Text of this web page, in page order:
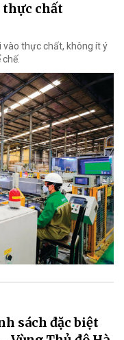
thực chất
vào thực chất, không ít ý
sách đặc biệt